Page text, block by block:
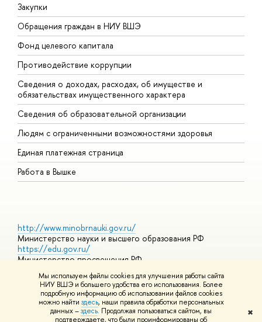
Мы используем файлы cookies для улучшения работы сайта
НИУ ВШЭ и большего удобства его использования. Более
подробную информацию об использовании файлов cookies
можно найти здесь, наши правила обработки персональных
данных –здесь. Продолжая пользоваться сайтом, вы
подтверждаете, что были проинформированы об
✖
Закупки
Обращения граждан в НИУ ВШЭ
Фонд целевого капитала
Противодействие коррупции
Сведения о доходах, расходах, об имуществе и
обязательствах имущественного характера
Сведения об образовательной организации
Людям с ограниченными возможностями здоровья
Единая платежная страница
Работа в Вышке
http://www.minobrnauki.gov.ru/
Министерство науки и высшего образования РФ
https://edu.gov.ru/
Министерство просвещения РФ
https://elearning.hse.ru/mooc
Массовые открытые онлайн-курсы
© НИУ ВШЭ 1993–2026 Адреса и контактыУсловия